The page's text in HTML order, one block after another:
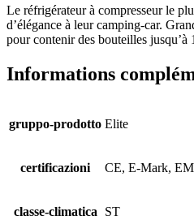
Le réfrigérateur à compresseur le
d’élégance à leur camping-car.
pour contenir des bouteilles
Informations
gruppo-prodotto Elite
certificazioni CE, E-Mark,
classe-climatica ST